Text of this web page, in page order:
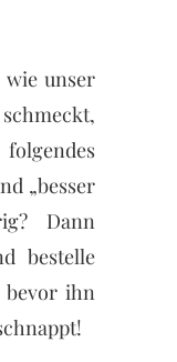
wie unser
„besser
Dann
bestelle
bevor ihn